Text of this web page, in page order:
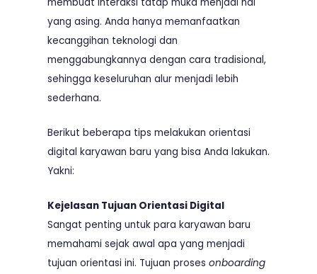
yang asing. Anda hanya memanfaatkan
kecanggihan teknologi dan
menggabungkannya dengan cara tradisional,
sehingga keseluruhan alur menjadi lebih
sederhana.
Berikut beberapa tips melakukan orientasi
digital karyawan baru yang bisa Anda lakukan.
Yakni:
Kejelasan Tujuan Orientasi Digital
Sangat penting untuk para karyawan baru
memahami sejak awal apa yang menjadi
tujuan orientasi ini. Tujuan proses onboarding